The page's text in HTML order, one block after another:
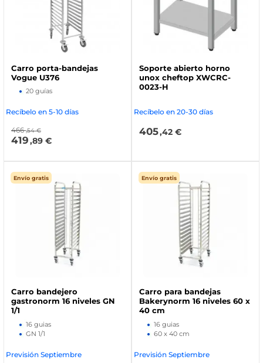
Carro porta-bandejas
Vogue U376
20 guías
Recíbelo en 5-10 días
466 ,54 €
419,89 €
Soporte abierto horno
unox cheftop XWCRC-
0023-H
Recíbelo en 20-30 días
405,42 €
Envío gratis
Carro bandejero
gastronorm 16 niveles GN
1/1
16 guias
GN 1/1
Previsión Septiembre
Envío gratis
Carro para bandejas
Bakerynorm 16 niveles 60 x
40 cm
16 guias
60 x 40 cm
Previsión Septiembre